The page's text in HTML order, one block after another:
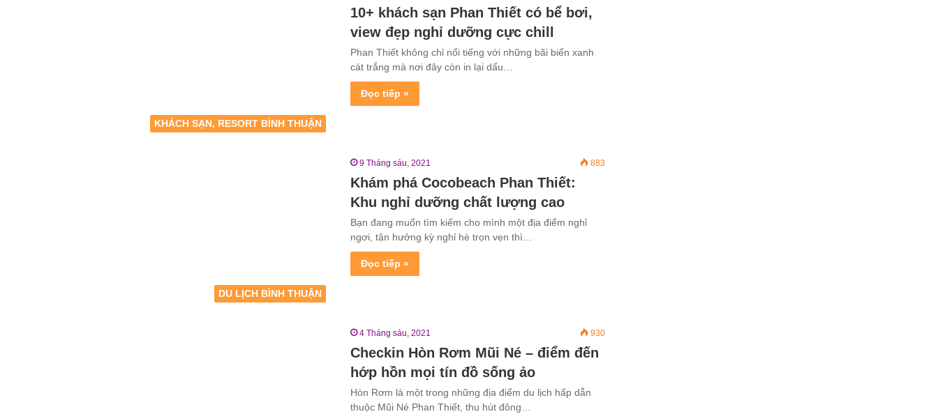
KHÁCH SẠN, RESORT BÌNH THUẬN
10+ khách sạn Phan Thiết có bể bơi,
view đẹp nghỉ dưỡng cực chill
Phan Thiết không chỉ nổi tiếng với những bãi biển xanh
cát trắng mà nơi đây còn in lại dấu…
Đọc tiếp »
DU LỊCH BÌNH THUẬN
9 Tháng sáu, 2021 883
Khám phá Cocobeach Phan Thiết:
Khu nghỉ dưỡng chất lượng cao
Bạn đang muốn tìm kiếm cho mình một địa điểm nghỉ
ngơi, tận hưởng kỳ nghỉ hè trọn vẹn thì…
Đọc tiếp »
4 Tháng sáu, 2021 930
Checkin Hòn Rơm Mũi Né – điểm đến
hớp hồn mọi tín đồ sống ảo
Hòn Rơm là một trong những địa điểm du lịch hấp dẫn
thuộc Mũi Né Phan Thiết, thu hút đông…